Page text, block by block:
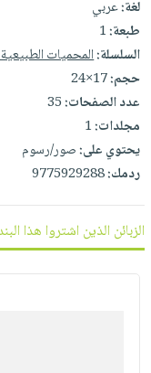
العناية
بالأسنان
الحمية
والتغذية
أدوات
المائدة
الأوعية
والتخزين
أدوات
المطبخ
الأكثر
مبيعاً
العودة
للمدارس
اكسسوارات
كتب
اكسسوارات
اكسسوارات
ملابس
مطرزات
شحن
مجاني
بنود
مختارة
اشتراكات
كل
الاشتراكات
القراءة
iKitab
بلا
بحث
متقدم
لغة:عربي
طبعة:1
السلسلة:المحميات
حجم:17×24
عدد الصفحات:35
مجلدات:1
يحتوي على:صور/رسوم
ردمك:9775929288
الزبائن الذين اشتروا هذا